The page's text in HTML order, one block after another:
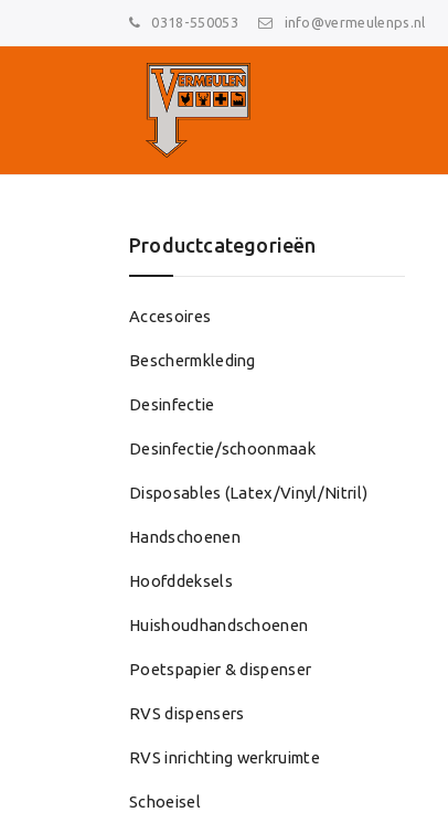
0318-550053 info@vermeulenps.nl
Skip
to
content
Productcategorieën
Accesoires
Beschermkleding
Desinfectie
Desinfectie/schoonmaak
Disposables (Latex/Vinyl/Nitril)
Handschoenen
Hoofddeksels
Huishoudhandschoenen
Poetspapier & dispenser
RVS dispensers
RVS inrichting werkruimte
Schoeisel